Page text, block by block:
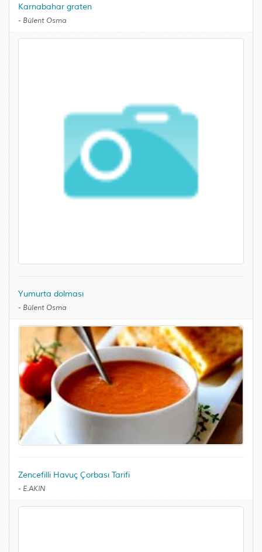
Karnabahar graten
- Bülent Osma
Yumurta dolması
- Bülent Osma
Zencefilli Havuç Çorbası Tarifi
- E.AKIN